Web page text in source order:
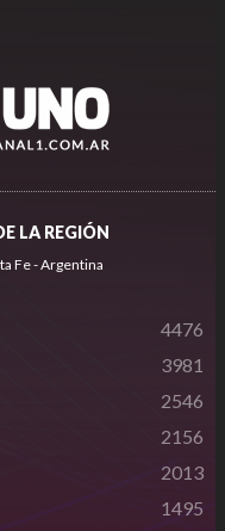
LA REGIÓN
Fe - Argentina
4476
3981
2546
2156
2013
1495